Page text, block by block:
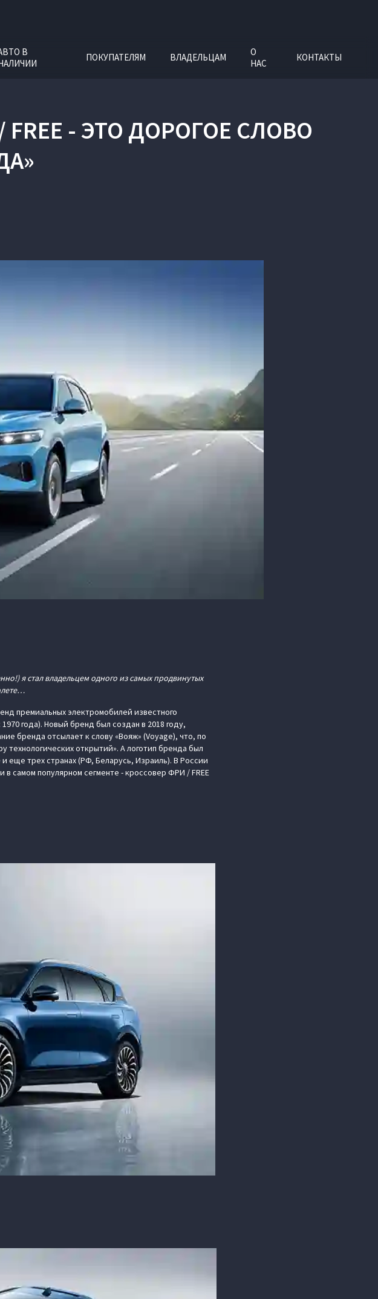
В
ПОКУПАТЕЛЯМ ВЛАДЕЛЬЦАМ
О
НАС
КОНТАКТЫ
- ЭТО ДОРОГОЕ СЛОВО
я стал владельцем одного из самых продвинутых
премиальных электромобилей известного
года). Новый бренд был создан в 2018 году,
бренда отсылает к слову «Вояж» (Voyage), что, по
технологических открытий». А логотип бренда был
еще трех странах (РФ, Беларусь, Израиль). В России
в самом популярном сегменте - кроссовер ФРИ / FREE